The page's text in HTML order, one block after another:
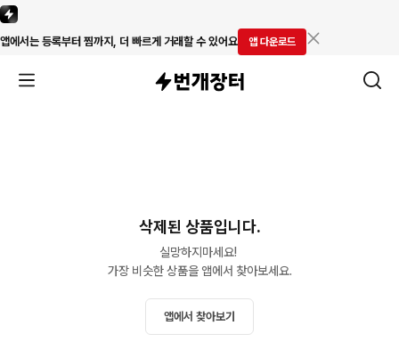
앱에서는 등록부터 찜까지, 더 빠르게 거래할 수 있어요 앱 다운로드
삭제된 상품입니다.
실망하지마세요!
가장 비슷한 상품을 앱에서 찾아보세요.
앱에서 찾아보기